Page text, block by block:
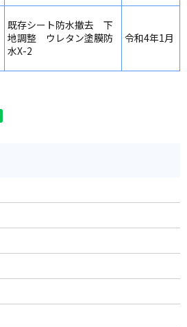
既存シート防水撤去 下
地調整 ウレタン塗膜防
水X-2
令和4年1月